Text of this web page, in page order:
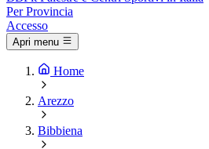
Per Provincia
Accesso
Apri menu
Home
Arezzo
Bibbiena